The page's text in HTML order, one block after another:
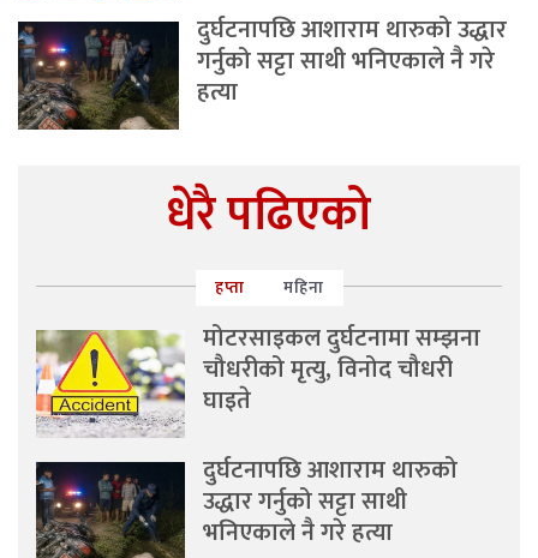
दुर्घटनापछि आशाराम थारुको उद्धार
गर्नुको सट्टा साथी भनिएकाले नै गरे
हत्या
धेरै पढिएको
हप्ता महिना
मोटरसाइकल दुर्घटनामा सम्झना
चौधरीको मृत्यु, विनोद चौधरी
घाइते
दुर्घटनापछि आशाराम थारुको
उद्धार गर्नुको सट्टा साथी
भनिएकाले नै गरे हत्या